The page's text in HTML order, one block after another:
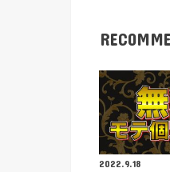
2022.9.18